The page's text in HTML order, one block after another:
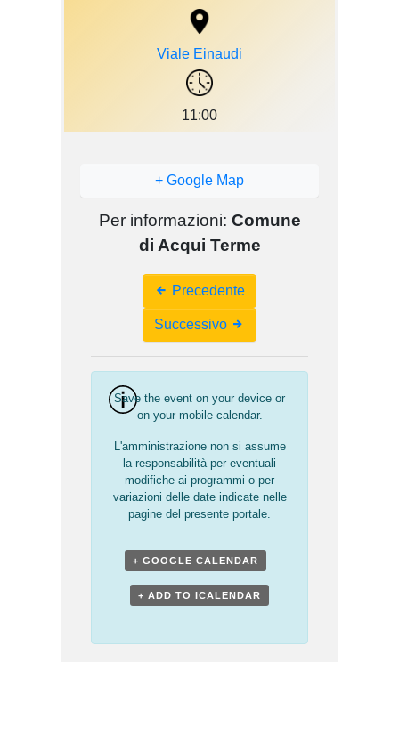
Viale Einaudi
11:00
+ Google Map
Per informazioni: Comune
di Acqui Terme
Navigation
Precedente
Successivo
Save the event on your device or
on your mobile calendar.
L'amministrazione non si assume
la responsabilità per eventuali
modifiche ai programmi o per
variazioni delle date indicate nelle
pagine del presente portale.
+ GOOGLE CALENDAR
+ ADD TO ICALENDAR